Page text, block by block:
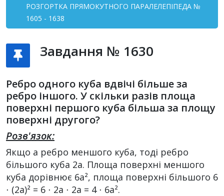
РОЗГОРТКА ПРЯМОКУТНОГО ПАРАЛЕЛЕПІПЕДА №
1605 - 1638
Завдання № 1630
Ребро одного куба вдвічі більше за
ребро іншого. У скільки разів площа
поверхні першого куба більша за площу
поверхні другого?
Розв'язок:
Якщо а ребро меншого куба, тоді ребро
більшого куба 2а. Площа поверхні меншого
куба дорівнює 6а², площа поверхні більшого 6
⋅ (2а)² = 6 ⋅ 2а ⋅ 2а = 4 ⋅ 6а².